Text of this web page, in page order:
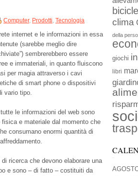
Computer, Prodotti, Tecnologia
internet e le informazioni in essa
(sarebbe meglio dire
sembrerebbero essere
e immateriali, in quanto fluiscono
per magia attraverso i cavi
di smart phone o dispositivi
vario tipo.
le informazioni del web sono
e materiale dal momento che
consumano enormi quantità di
ricerca che devono elaborare una
e sono – di fatto – costituiti da
clima
della
giochi
libri